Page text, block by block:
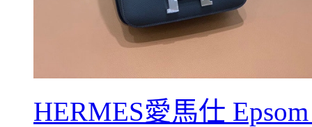
HERMES愛馬仕